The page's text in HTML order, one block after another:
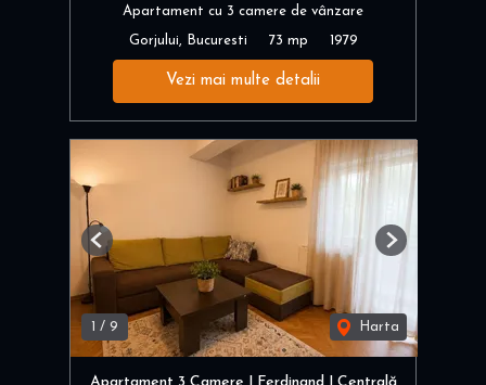
Apartament cu 3 camere de vânzare
Gorjului, Bucuresti 73 mp 1979
Vezi mai multe detalii
1 / 9 Harta
Previous Next